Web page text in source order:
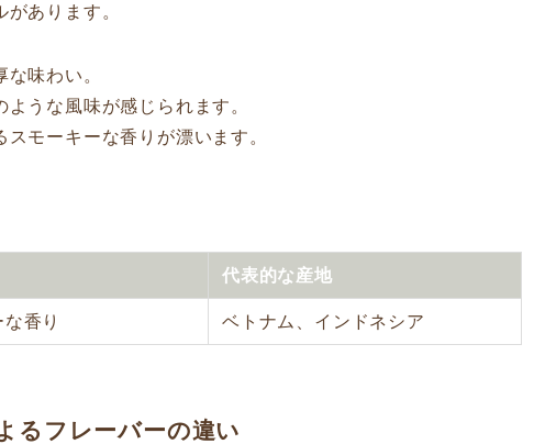
あります。
味わい。
うな風味が感じられます。
スモーキーな香りが漂います。
代表的な産地
香り ベトナム、インドネシア
るフレーバーの違い